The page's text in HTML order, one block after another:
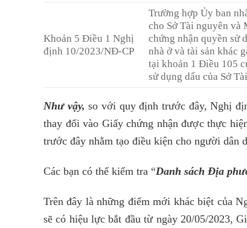
Khoản 5 Điều 1 Nghị
định 10/2023/NĐ-CP
Trường hợp Ủy ban
cho Sở Tài nguyên và
chứng nhận quyền sử
nhà ở và tài sản khác
tại khoản 1 Điều 105
sử dụng dấu của Sở
Như vậy, so với quy định trước đây, Nghị
thay đổi vào Giấy chứng nhận được thực
trước đây nhằm tạo điều kiện cho người dân
Các bạn có thể kiểm tra “Danh sách Địa
Trên đây là những điểm mới khác biệt của
sẽ có hiệu lực bắt đầu từ ngày 20/05/2023,